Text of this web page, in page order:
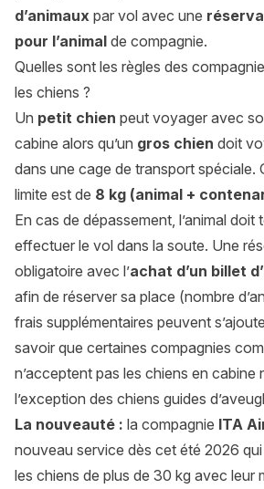
d’animaux par vol avec une
pour l’animal de compagnie.
Quelles sont les règles des
les chiens ?
Un petit chien peut voyager avec
cabine alors qu’un gros chien doit
dans une cage de transport spéciale.
limite est de 8 kg (animal +
En cas de dépassement, l’animal doit
effectuer le vol dans la soute. Une
obligatoire avec l’achat d’un billet
afin de réserver sa place (nombre
frais supplémentaires peuvent
savoir que certaines compagnies
n’acceptent pas les chiens en cabine
l’exception des chiens guides
La nouveauté : la compagnie ITA
nouveau service dès cet été 2026
les chiens de plus de 30 kg avec leur